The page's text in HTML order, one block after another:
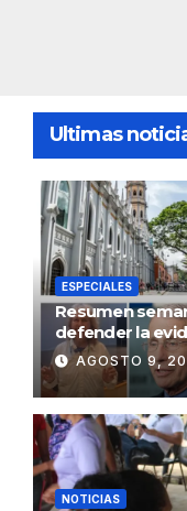
Ultimas
ESPECIALES
Resumen
defender la
AGOSTO 9,
NOTICIAS